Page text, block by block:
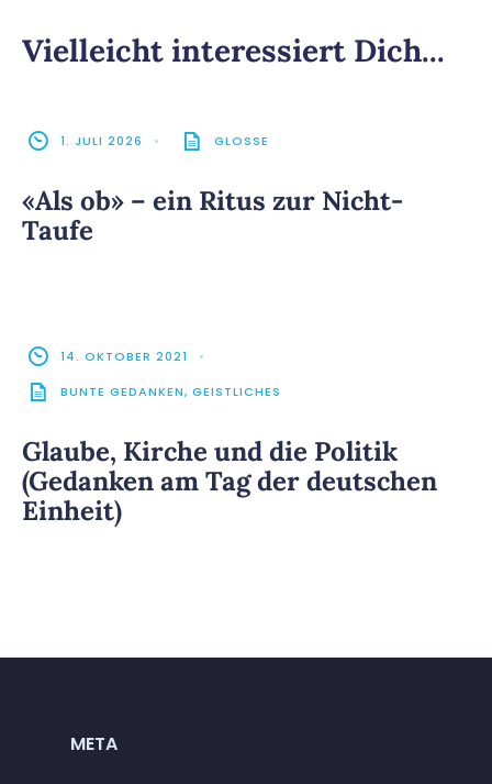
Vielleicht interessiert Dich...
1. JULI 2026 • GLOSSE
«Als ob» – ein Ritus zur Nicht-
Taufe
14. OKTOBER 2021
•
BUNTE GEDANKEN, GEISTLICHES
Glaube, Kirche und die Politik
(Gedanken am Tag der deutschen
Einheit)
META